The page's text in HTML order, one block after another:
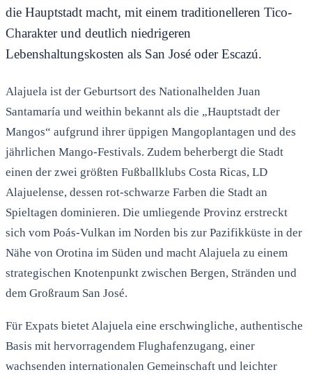
die Hauptstadt macht, mit einem traditionelleren Tico-
Charakter und deutlich niedrigeren
Lebenshaltungskosten als San José oder Escazú.
Alajuela ist der Geburtsort des Nationalhelden Juan
Santamaría und weithin bekannt als die „Hauptstadt der
Mangos“ aufgrund ihrer üppigen Mangoplantagen und des
jährlichen Mango-Festivals. Zudem beherbergt die Stadt
einen der zwei größten Fußballklubs Costa Ricas, LD
Alajuelense, dessen rot-schwarze Farben die Stadt an
Spieltagen dominieren. Die umliegende Provinz erstreckt
sich vom Poás-Vulkan im Norden bis zur Pazifikküste in der
Nähe von Orotina im Süden und macht Alajuela zu einem
strategischen Knotenpunkt zwischen Bergen, Stränden und
dem Großraum San José.
Für Expats bietet Alajuela eine erschwingliche, authentische
Basis mit hervorragendem Flughafenzugang, einer
wachsenden internationalen Gemeinschaft und leichter